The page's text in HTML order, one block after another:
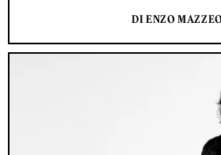
DI ENZO MAZZEO